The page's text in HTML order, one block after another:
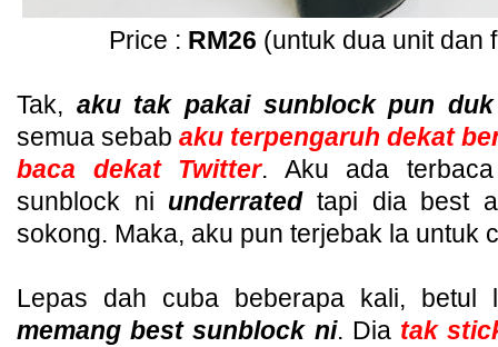
Price : RM26 (untuk dua unit dan
Tak, aku tak pakai sunblock pun
semua sebab aku terpengaruh dekat
baca dekat Twitter. Aku ada
sunblock ni underratedtapi dia best
sokong. Maka, aku pun terjebak la untuk
Lepas dah cuba beberapa kali, betul
memang best sunblock ni. Dia tak